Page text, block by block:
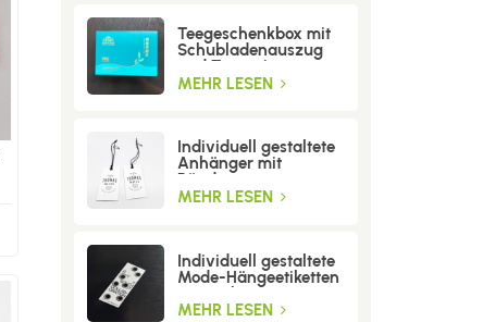
Teegeschenkbox mit
Schubladenauszug
und Trenneinsatz
MEHR LESEN
Individuell gestaltete
Anhänger mit
Bändern
MEHR LESEN
Individuell gestaltete
Mode-Hängeetiketten
mit Löchern
MEHR LESEN